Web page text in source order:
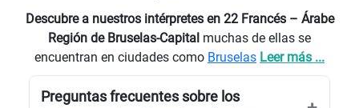
Descubre a nuestros intérpretes en 22 Francés – Árabe
Región de Bruselas-Capital muchas de ellas se
encuentran en ciudades como Bruselas Leer más ...
Preguntas frecuentes sobre los